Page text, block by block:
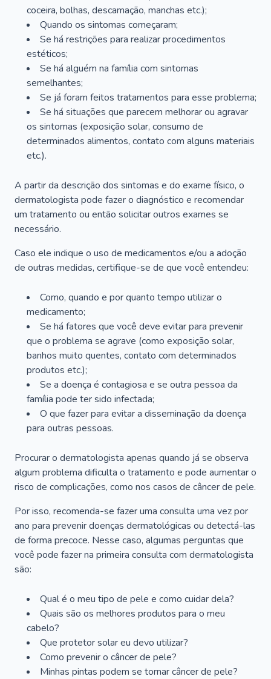
coceira, bolhas, descamação, manchas etc.);
Quando os sintomas começaram;
Se há restrições para realizar procedimentos
estéticos;
Se há alguém na família com sintomas
semelhantes;
Se já foram feitos tratamentos para esse problema;
Se há situações que parecem melhorar ou agravar
os sintomas (exposição solar, consumo de
determinados alimentos, contato com alguns materiais
etc.).
A partir da descrição dos sintomas e do exame físico, o
dermatologista pode fazer o diagnóstico e recomendar
um tratamento ou então solicitar outros exames se
necessário.
Caso ele indique o uso de medicamentos e/ou a adoção
de outras medidas, certifique-se de que você entendeu:
Como, quando e por quanto tempo utilizar o
medicamento;
Se há fatores que você deve evitar para prevenir
que o problema se agrave (como exposição solar,
banhos muito quentes, contato com determinados
produtos etc.);
Se a doença é contagiosa e se outra pessoa da
família pode ter sido infectada;
O que fazer para evitar a disseminação da doença
para outras pessoas.
Procurar o dermatologista apenas quando já se observa
algum problema dificulta o tratamento e pode aumentar o
risco de complicações, como nos casos de câncer de pele.
Por isso, recomenda-se fazer uma consulta uma vez por
ano para prevenir doenças dermatológicas ou detectá-las
de forma precoce. Nesse caso, algumas perguntas que
você pode fazer na primeira consulta com dermatologista
são:
Qual é o meu tipo de pele e como cuidar dela?
Quais são os melhores produtos para o meu
cabelo?
Que protetor solar eu devo utilizar?
Como prevenir o câncer de pele?
Minhas pintas podem se tornar câncer de pele?